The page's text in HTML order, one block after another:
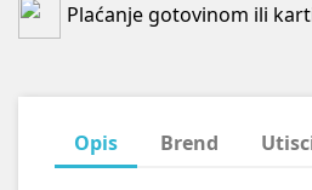
Plaćanje gotovinom ili
Opis Brend